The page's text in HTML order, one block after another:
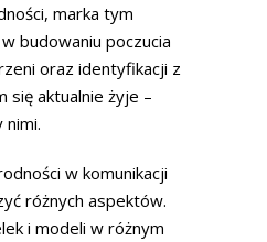
marka tym
budowaniu poczucia
oraz identyfikacji z
się aktualnie żyje –
nimi.
w komunikacji
różnych aspektów.
i modeli w różnym